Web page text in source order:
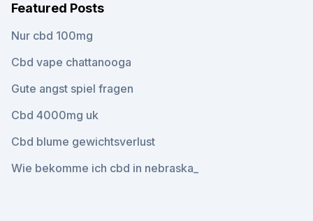
Featured Posts
Nur cbd 100mg
Cbd vape chattanooga
Gute angst spiel fragen
Cbd 4000mg uk
Cbd blume gewichtsverlust
Wie bekomme ich cbd in nebraska_